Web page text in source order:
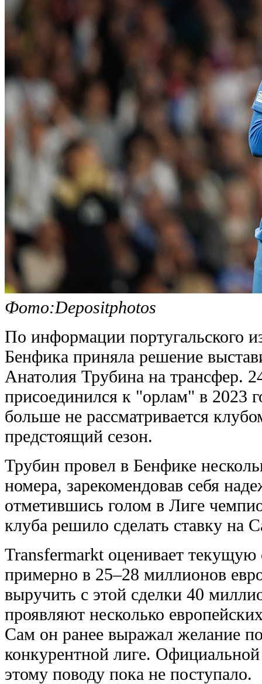
Фото:Depositphotos
По информации португальского
Бенфика приняла решение
Анатолия Трубина на трансфер.
присоединился к "орлам" в 2023
больше не рассматривается
предстоящий сезон.
Трубин провел в Бенфике
номера, зарекомендовав себя
отметившись голом в Лиге
клуба решило сделать ставку на
Transfermarkt оценивает текущую
примерно в 25–28 миллионов
выручить с этой сделки 40
проявляют несколько
Сам он ранее выражал желание
конкурентной лиге.
этому поводу пока не поступало.